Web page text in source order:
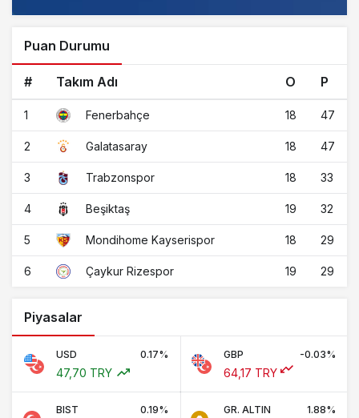
Puan Durumu
# Takım Adı O P
1 Fenerbahçe 18 47
2 Galatasaray 18 47
3 Trabzonspor 18 33
4 Beşiktaş 19 32
5 Mondihome Kayserispor 18 29
6 Çaykur Rizespor 19 29
Piyasalar
USD 0.17%
47,70 TRY
GBP -0.03%
64,17 TRY
BIST 0.19% GR. ALTIN 1.88%